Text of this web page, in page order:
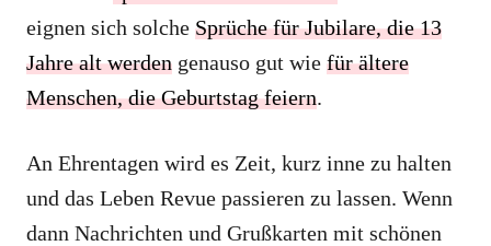
eignen sich solche Sprüche für Jubilare, die 13
Jahre alt werden genauso gut wie für ältere
Menschen, die Geburtstag feiern.
An Ehrentagen wird es Zeit, kurz inne zu halten
und das Leben Revue passieren zu lassen. Wenn
dann Nachrichten und Grußkarten mit schönen